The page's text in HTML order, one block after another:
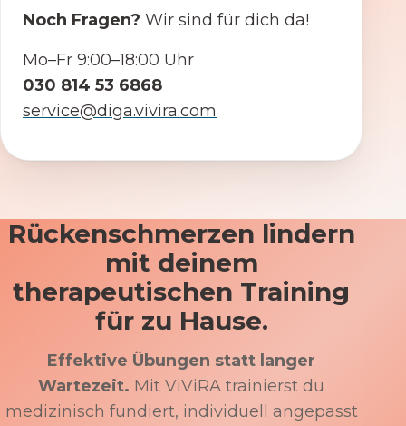
Noch Fragen? Wir sind für dich da!
Mo–Fr 9:00–18:00 Uhr
030 814 53 6868
service@diga.vivira.com
Rückenschmerzen lindern
mit deinem
therapeutischen Training
für zu Hause.
Effektive Übungen statt langer
Wartezeit. Mit ViViRA trainierst du
medizinisch fundiert, individuell angepasst